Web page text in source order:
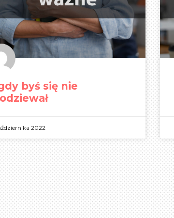
byś się nie
2022